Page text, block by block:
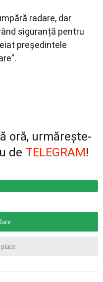
radare, dar
siguranță pentru
președintele
oră, urmărește-
de TELEGRAM!